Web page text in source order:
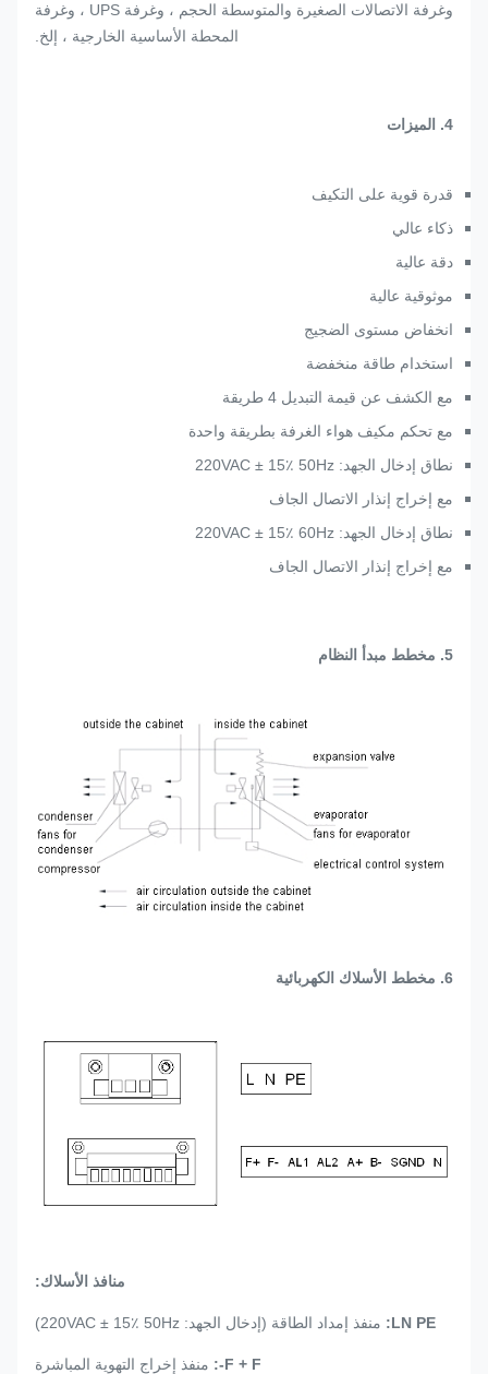
وغرفة الاتصالات الصغيرة والمتوسطة الحجم ، وغرفة UPS ، وغرفة
المحطة الأساسية الخارجية ، إلخ.
4. الميزات
قدرة قوية على التكيف
ذكاء عالي
دقة عالية
موثوقية عالية
انخفاض مستوى الضجيج
استخدام طاقة منخفضة
مع الكشف عن قيمة التبديل 4 طريقة
مع تحكم مكيف هواء الغرفة بطريقة واحدة
نطاق إدخال الجهد: 220VAC ± 15٪ 50Hz
مع إخراج إنذار الاتصال الجاف
نطاق إدخال الجهد: 220VAC ± 15٪ 60Hz
مع إخراج إنذار الاتصال الجاف
5. مخطط مبدأ النظام
6. مخطط الأسلاك الكهربائية
منافذ الأسلاك:
LN PE: منفذ إمداد الطاقة (إدخال الجهد: 220VAC ± 15٪ 50Hz)
F + F-: منفذ إخراج التهوية المباشرة